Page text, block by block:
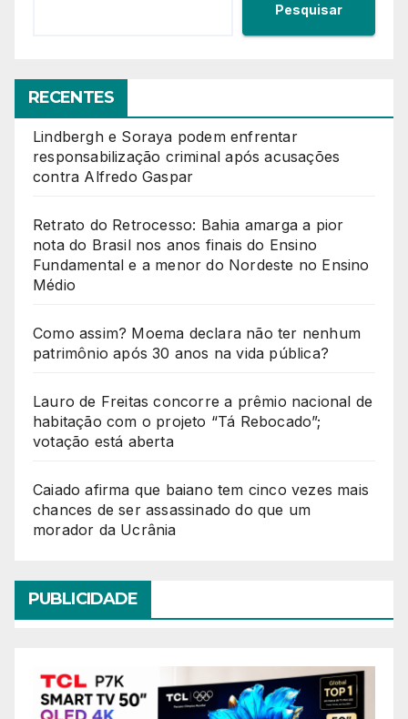
Pesquisar
RECENTES
Lindbergh e Soraya podem enfrentar
responsabilização criminal após acusações
contra Alfredo Gaspar
Retrato do Retrocesso: Bahia amarga a pior
nota do Brasil nos anos finais do Ensino
Fundamental e a menor do Nordeste no Ensino
Médio
Como assim? Moema declara não ter nenhum
patrimônio após 30 anos na vida pública?
Lauro de Freitas concorre a prêmio nacional de
habitação com o projeto “Tá Rebocado”;
votação está aberta
Caiado afirma que baiano tem cinco vezes mais
chances de ser assassinado do que um
morador da Ucrânia
PUBLICIDADE